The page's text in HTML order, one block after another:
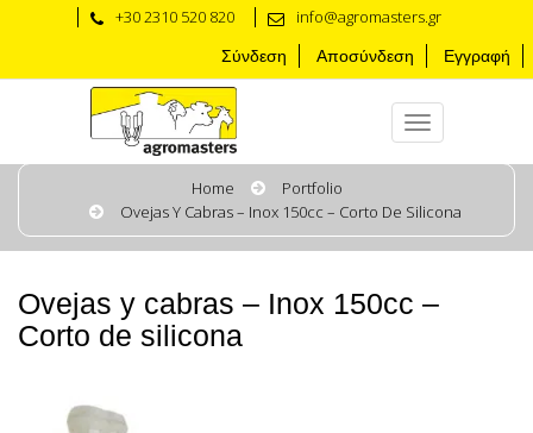
+30 2310 520 820 info@agromasters.gr
Σύνδεση Αποσύνδεση Εγγραφή
Home
Portfolio
Ovejas Y Cabras – Ιnox 150cc – Corto De Silicona
Ovejas y cabras – Ιnox 150cc –
Corto de silicona